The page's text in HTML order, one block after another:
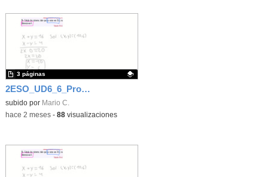
2ESO_UD6_6_Problemas de sistemas
Contenido educativo.
subido por Mario C.
3 páginas
-hace 2 meses- 88visualizaciones